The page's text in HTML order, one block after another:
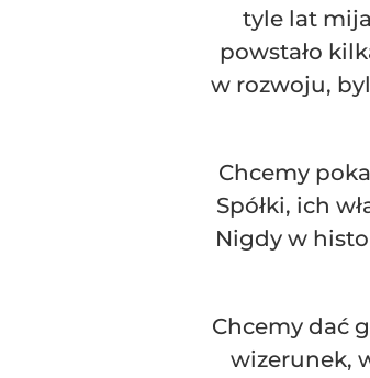
tyle lat
powstało
w rozwoju,
Chcemy
Spółki, ich
Nigdy w
Chcemy dać
wizerunek,